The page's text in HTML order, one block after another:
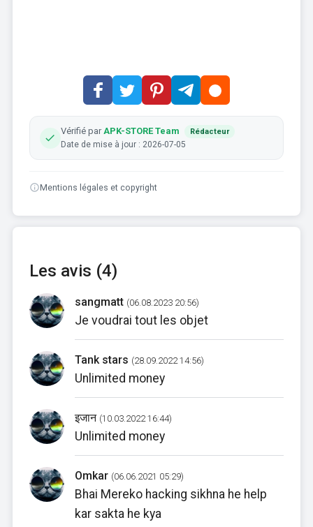
Vérifié parAPK-STORE Team Rédacteur
Date de mise à jour : 2026-07-05
Mentions légales et copyright
Les avis (4)
sangmatt (06.08.2023 20:56)
Je voudrai tout les objet
Tank stars (28.09.2022 14:56)
Unlimited money
इजान (10.03.2022 16:44)
Unlimited money
Omkar (06.06.2021 05:29)
Bhai Mereko hacking sikhna he help
kar sakta he kya